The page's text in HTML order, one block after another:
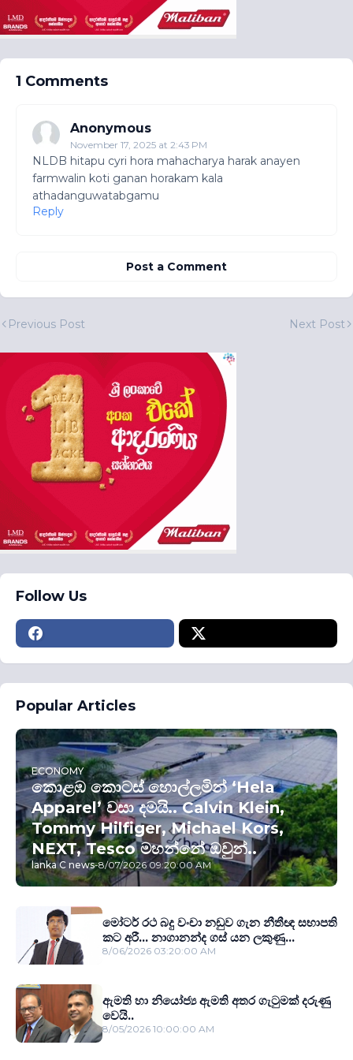
1 Comments
Anonymous
November 17, 2025 at 2:43 PM
NLDB hitapu cyri hora mahacharya harak anayen
farmwalin koti ganan horakam kala
athadanguwatabgamu
Reply
Post a Comment
Previous Post Next Post
Follow Us
Popular Articles
ECONOMY
කොළඹ කොටස් හොල්ලමින් ‘Hela
Apparel’ වසා දමයි.. Calvin Klein,
Tommy Hilfiger, Michael Kors,
NEXT, Tesco මහන්නේ ඔවුන්..
lanka C news-8/07/2026 09:20:00 AM
මෝටර් රථ බදු වංචා නඩුව ගැන නීතීඥ සභාපති
කට අරී... නාගානන්ද ගස් යන ලකුණු...
8/06/2026 03:20:00 AM
ඇමති හා නියෝජ්‍ය ඇමති අතර ගැටුමක් දරුණු
වෙයි..
8/05/2026 10:00:00 AM